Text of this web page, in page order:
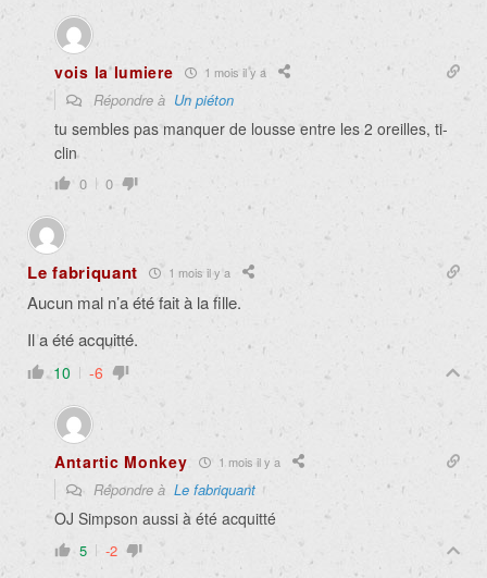
vois la lumiere 1 mois il y a
Répondre à Un piéton
tu sembles pas manquer de lousse entre les 2 oreilles, ti-
clin
0 0
Le fabriquant 1 mois il y a
Aucun mal n’a été fait à la fille.
Il a été acquitté.
10 -6
Antartic Monkey 1 mois il y a
Répondre à Le fabriquant
OJ Simpson aussi à été acquitté
5 -2